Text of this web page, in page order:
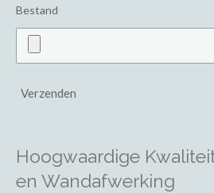
Bestand
Verzenden
Hoogwaardige
en Wandafwerking